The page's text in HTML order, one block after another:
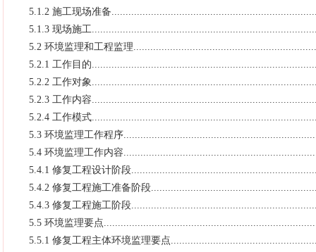
5.1.2 施工现场准备
5.1.3 现场施工
5.2 环境监理和工程监理
5.2.1 工作目的
5.2.2 工作对象
5.2.3 工作内容
5.2.4 工作模式
5.3 环境监理工作程序
5.4 环境监理工作内容
5.4.1 修复工程设计阶段
5.4.2 修复工程施工准备阶段
5.4.3 修复工程施工阶段
5.5 环境监理要点
5.5.1 修复工程主体环境监理要点